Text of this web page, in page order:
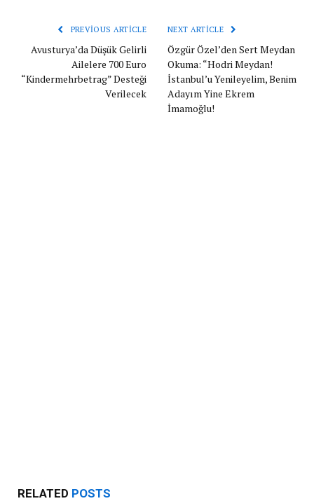
PREVIOUS ARTICLE
Avusturya’da Düşük Gelirli
Ailelere 700 Euro
“Kindermehrbetrag” Desteği
Verilecek
NEXT ARTICLE
Özgür Özel’den Sert Meydan
Okuma: “Hodri Meydan!
İstanbul’u Yenileyelim, Benim
Adayım Yine Ekrem
İmamoğlu!
RELATED POSTS